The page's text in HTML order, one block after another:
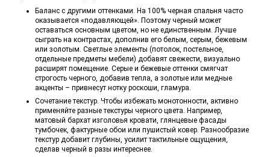
Баланс с другими оттенками. На 100% черная спальня часто
оказывается «подавляющей». Поэтому черный может
оставаться основным цветом, но не единственным. Лучше
сыграть на контрастах, дополнив его белым, серым, бежевым
или золотым. Светлые элементы (потолок, постельное,
отдельные предметы мебели) добавят свежести, визуально
расширят помещение. Серые и бежевые оттенки смягчат
строгость черного, добавив тепла, а золотые или медные
акценты – привнесут нотку роскоши, гламура.
Сочетание текстур. Чтобы избежать монотонности, активно
применяйте разные текстуры черного цвета. Например,
матовый бархат изголовья кровати, глянцевые фасады
тумбочек, фактурные обои или пушистый ковер. Разнообразие
текстур добавит глубины, усилит тактильные ощущения,
сделав черный в разы интереснее.